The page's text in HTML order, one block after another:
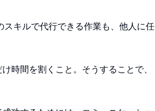
キルで代行できる作業も、他人に任
時間を割くこと。そうすることで、